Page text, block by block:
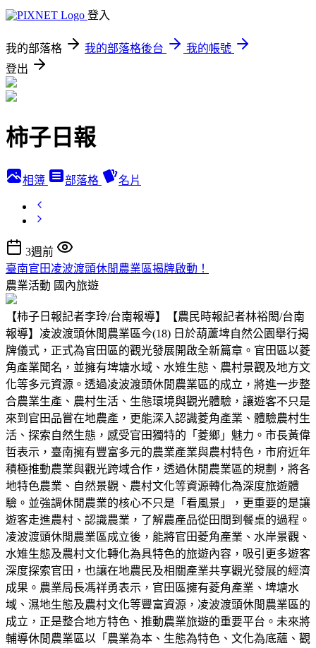
登入
我的部落格 我的部落格後台
我的帳號
登出
柿子日報
相簿 部落格 名片
3週前
臺南官田凌波渡頭休閒農業區揭牌啟動！
農業活動 國內旅遊
【柿子日報記者李玲/台南報導】【農民時報記者林裕閎/台南
報導】凌波渡頭休閒農業區今(18) 日於葫蘆埤自然公園舉行揭
牌儀式，正式為官田區的觀光發展開啟全新篇章。官田區以菱
角產業聞名，並擁有埤塘水域、水雉生態、農村景觀及地方文
化等多元資源。透過凌波渡頭休閒農業區的成立，將進一步整
合農業生產、農村生活、生態環境與觀光體驗，讓遊客不只是
來到官田品嘗在地農產，更能深入認識菱角產業、體驗農村生
活、探索自然生態，感受官田獨特的「菱鄉」魅力。市長黃偉
哲表示，臺南擁有豐富多元的農業產業與農村特色，市府近年
積極推動農業與觀光跨域合作，透過休閒農業區的規劃，將各
地特色農業、自然景觀、農村文化等資源轉化為深度旅遊體
驗。並強調休閒農業的核心不只是「看風景」，更重要的是讓
遊客走進農村、認識農業，了解農產品從田間到餐桌的過程。
凌波渡頭休閒農業區成立後，能將官田菱角產業、水岸景觀、
水雉生態及農村文化轉化為具特色的旅遊內容，吸引更多遊客
深度探索官田，也讓在地農民及相關產業共享觀光發展的經濟
成果。農業局長馮祥勇表示，官田區擁有菱角產業、埤塘水
域、濕地生態及農村文化等豐富資源，凌波渡頭休閒農業區的
成立，正是整合地方特色、推動農業旅遊的重要平台。未來將
輔導休閒農業區以「農業為本、生態為特色、文化為底蘊、觀